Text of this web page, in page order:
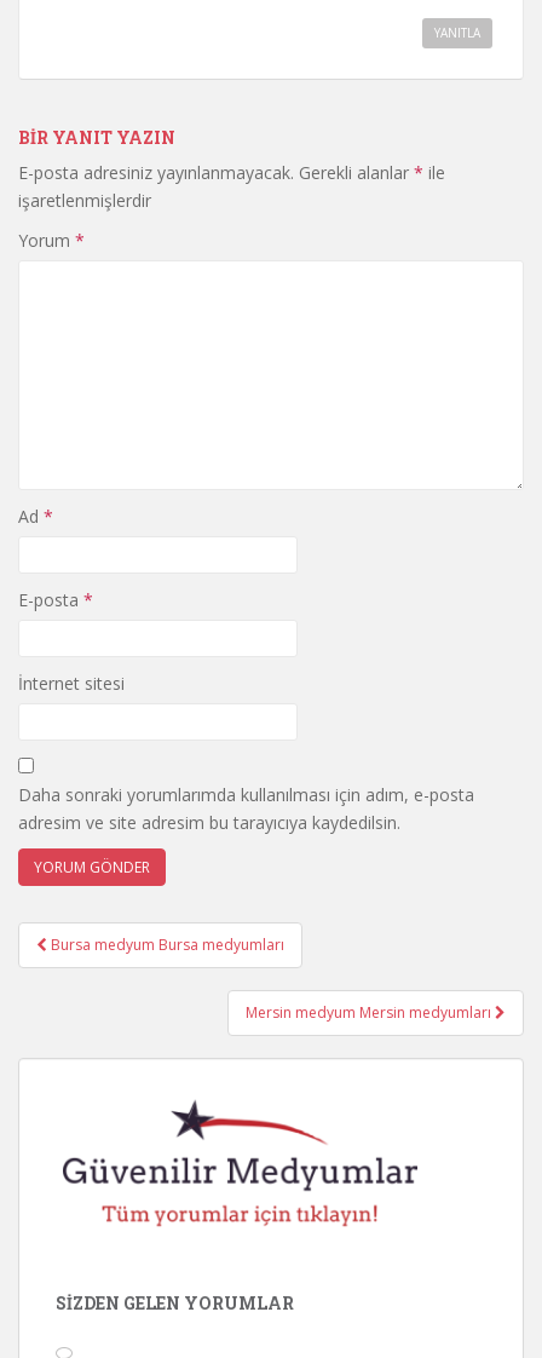
YANITLA
BIR YANIT YAZIN
E-posta adresiniz yayınlanmayacak. Gerekli alanlar * ile
işaretlenmişlerdir
Yorum *
Ad *
E-posta *
İnternet sitesi
Daha sonraki yorumlarımda kullanılması için adım, e-posta
adresim ve site adresim bu tarayıcıya kaydedilsin.
Post
navigation
Bursa medyum Bursa medyumları
Mersin medyum Mersin medyumları
SIZDEN GELEN YORUMLAR